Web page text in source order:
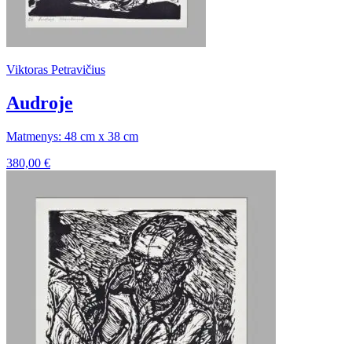
Viktoras Petravičius
Audroje
Matmenys: 48 cm x 38 cm
380,00 €